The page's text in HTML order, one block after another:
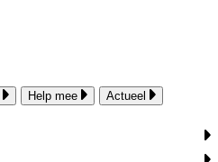
Help mee Actueel